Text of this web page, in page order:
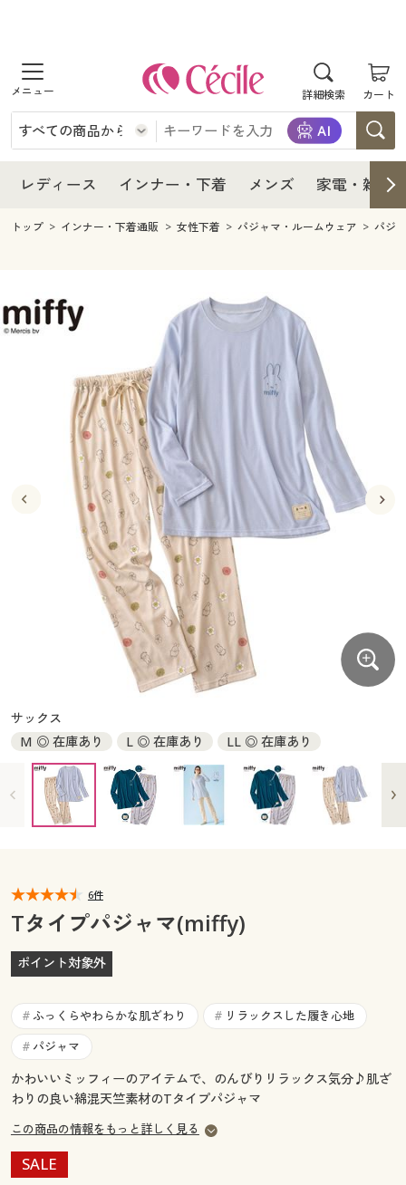
詳細検索 カート
商品を探す
レディース
レディースファッション
インナー・下着
インナー・下着通販すべて
メンズ下着
ジュニア・ティーンズ下着
メンズ
メンズファッション
メンズ下着
家電・雑貨すべて
キッチン・雑貨・日用品
寝具・インテリア・家具
寝具・インテリア・家具通販すべて
家具・収納
寝具・ベッド
カーテン・ラグ・ファブリック
美容・健康
美容・健康通販すべて
美容・健康・サプリメント
制服・スクール
制服・スクールすべて
制服・学生服
ジュニア・ティーンズ下着
大きいサイズ
大きいサイズ通販すべて
大きいサイズ レディース服
大きいサイズ レディース下着
大きいサイズ メンズ
大きいサイズ 事務・制服
バーゲン
バーゲンセール
シークレットセール
商品カテゴリ一覧
カタログ・チラシからのご注文
デジタルカタログ
カタログ無料プレゼント
マイページ
閲覧履歴
お気に入り
サポート
ご利用ガイド
よくある質問とお問い合わせ
レディース インナー・下着 メンズ 家電・雑貨
レディース
レディース通販すべて
レディースファッション
インナー・下着
インナー・下着通販すべて
ジュニア・ティーンズ下着
メンズ
メンズ下着
家電
キッチン・雑貨・日用品
寝具・インテリア・家具通販すべて
寝具・ベッド
カーテン・ラグ・ファブリック
美容・健康
美容・健康通販すべて
美容・健康・サプリメント
制服・スクールすべて
制服・学生服
ジュニア・ティーンズ下着
大きいサイズ
大きいサイズ通販すべて
大きいサイズ レディース服
大きいサイズ レディース下着
大きいサイズ メンズ
大きいサイズ 事務・制服
バーゲン
バーゲンセール
シークレットセール
詳細検索
商品カテゴリ一覧
カタログ・チラシからのご注文
カタログ無料プレゼント
会員メニュー
閲覧履歴
ご利用ガイド
よくある質問とお問い合わせ
トップ インナー・下着通販 女性下着 パジャマ・ルームウェア パジ
サックス
M ◎ 在庫あり
L ◎ 在庫あり LL ◎ 在庫あり
6件
Tタイプパジャマ(miffy)
ポイント対象外
# ふっくらやわらかな肌ざわり # リラックスした履き心地
# パジャマ
かわいいミッフィーのアイテムで、のんびりリラックス気分♪肌ざ
わりの良い綿混天竺素材のTタイプパジャマ
この商品の情報をもっと詳しく見る
SALE